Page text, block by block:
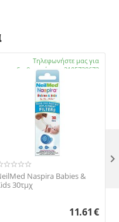
Διαθέσιμο:Τηλεφωνήστε μας για
διαθεσιμότητα 2105738672
Naspira Babies &
30τμχ
11.61€
